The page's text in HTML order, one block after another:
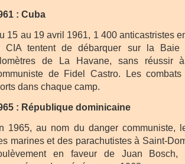
: Cuba
15 au 19 avril 1961, 1 400 anticastristes
CIA tentent de débarquer sur la Baie
de La Havane, sans réussir
de Fidel Castro. Les
dans chaque camp.
: République dominicaine
1965, au nom du danger communiste,
marines et des parachutistes à Saint-
en faveur de Juan Bosch,